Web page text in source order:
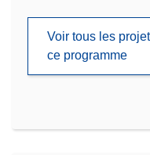
Voir tous les
ce programme